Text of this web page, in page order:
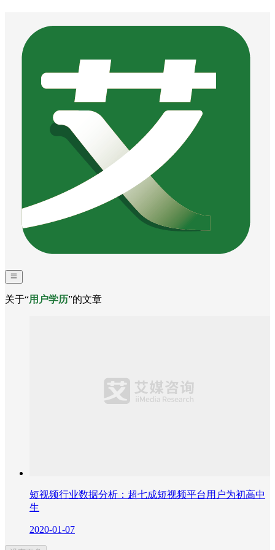
关于“用户学历”的文章
短视频行业数据分析：超七成短视频平台用户为初高中
生
2020-01-07